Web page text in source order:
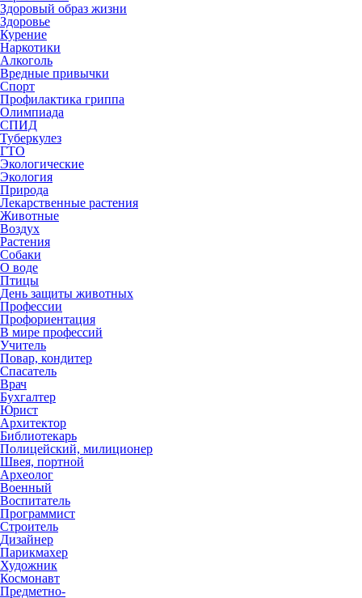
Здоровый образ жизни
Здоровье
Курение
Наркотики
Алкоголь
Вредные привычки
Спорт
Профилактика гриппа
Олимпиада
СПИД
Туберкулез
ГТО
Экологические
Экология
Природа
Лекарственные растения
Животные
Воздух
Растения
Собаки
О воде
Птицы
День защиты животных
Профессии
Профориентация
В мире профессий
Учитель
Повар, кондитер
Спасатель
Врач
Бухгалтер
Юрист
Архитектор
Библиотекарь
Полицейский, милиционер
Швея, портной
Археолог
Военный
Воспитатель
Программист
Строитель
Дизайнер
Парикмахер
Художник
Космонавт
Предметно-